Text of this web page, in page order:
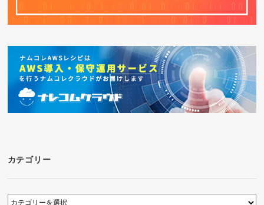
カテゴリー
カ